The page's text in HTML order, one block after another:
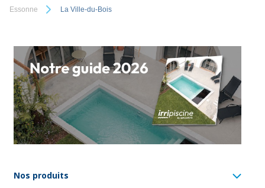
Essonne
La Ville-du-Bois
Nos produits